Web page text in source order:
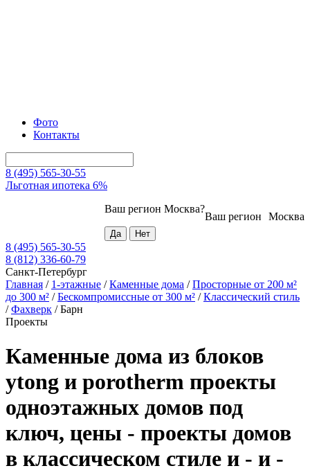
Фото
Контакты
8 (495) 565-30-55
Льготная ипотека 6%
Москва
Ваш регион
Ваш регион Москва?
8 (495) 565-30-55
8 (812) 336-60-79
Санкт-Петербург
Главная / 1-этажные /Каменные дома /Просторные от 200 м²
до 300 м² /Бескомпромиссные от 300 м² /Классический стиль
/Фахверк /Барн
Проекты
Каменные дома из блоков
ytong и porotherm проекты
одноэтажных домов под
ключ, цены - проекты домов
в классическом стиле и - и -